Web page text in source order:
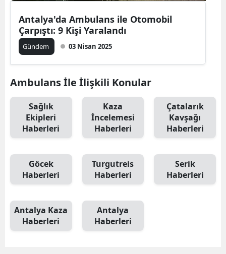
Antalya'da Ambulans ile Otomobil
Çarpıştı: 9 Kişi Yaralandı
Gündem 03 Nisan 2025
Ambulans İle İlişkili Konular
Sağlık
Ekipleri
Haberleri
Kaza
İncelemesi
Haberleri
Çatalarık
Kavşağı
Haberleri
Göcek
Haberleri
Turgutreis
Haberleri
Serik
Haberleri
Antalya Kaza
Haberleri
Antalya
Haberleri